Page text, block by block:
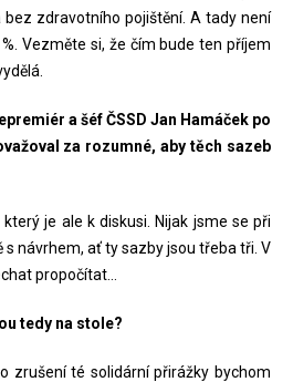
bez zdravotního pojištění. A tady není
Vezměte si, že čím bude ten příjem
a šéf ČSSD Jan Hamáček po
za rozumné, aby těch sazeb
je ale k diskusi. Nijak jsme se při
návrhem, ať ty sazby jsou třeba tři. V
propočítat…
tedy na stole?
zrušení té solidární přirážky bychom